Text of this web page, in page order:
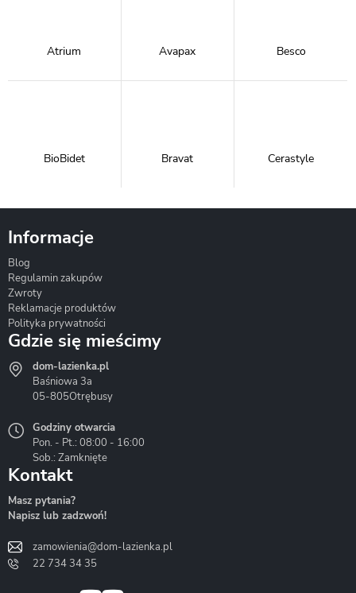
Atrium Avapax Besco
BioBidet Bravat Cerastyle
Hydrostop
Liveno
Informacje
Blog
Regulamin zakupów
Zwroty
Reklamacje produktów
Polityka prywatności
Gdzie się mieścimy
dom-lazienka.pl
Baśniowa 3a
05-805Otrębusy
Godziny otwarcia
Pon. - Pt.: 08:00 - 16:00
Sob.: Zamknięte
Kontakt
Masz pytania?
Napisz lub zadzwoń!
zamowienia@dom-lazienka.pl
22 734 34 35